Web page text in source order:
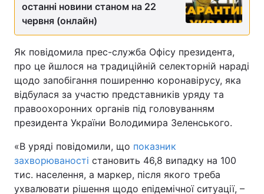
останні новини станом на 22
червня (онлайн)
Як повідомила прес-служба Офісу президента,
про це йшлося на традиційній селекторній нараді
щодо запобігання поширенню коронавірусу, яка
відбулася за участю представників уряду та
правоохоронних органів під головуванням
президента України Володимира Зеленського.
«В уряді повідомили, що показник
захворюваності становить 46,8 випадку на 100
тис. населення, а маркер, після якого треба
ухвалювати рішення щодо епідемічної ситуації, –